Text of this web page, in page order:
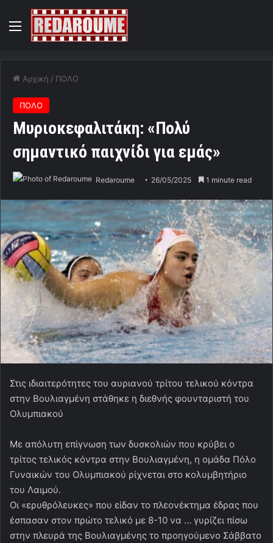
Menu
Αρχική / ΠΟΛΟ
ΠΟΛΟ
Μυριοκεφαλιτάκη: «Πολύ
σημαντικό παιχνίδι για εμάς»
Redaroume 26/05/2025 1 minute read
Στις ιδιαιτερότητες του αυριανού τρίτου τελικού κόντρα
στην Βουλιαγμένη στάθηκε η διεθνής φουνταριστή του
Ολυμπιακού
Με απόλυτη επίγνωση των δυσκολιών που κρύβει ο
τρίτος τελικός κόντρα στην Βουλιαγμένη, η ομάδα Πόλο
Γυναικών του Ολυμπιακού ρίχνεται στο κολυμβητήριο
του Λαιμού.
Οι «ερυθρόλευκες» που είδαν το πλεονέκτημα έδρας που
έσπασαν στον πρώτο τελικό με 8-10 να … γυρίζει πίσω
στην πλευρά της Βουλιαγμένης το προηγούμενο Σάββατο